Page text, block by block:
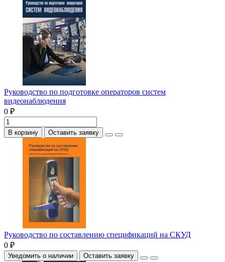
Руководство по подготовке операторов систем
видеонаблюдения
0 ₽
В корзину Оставить заявку
Руководство по составлению спецификаций на СКУД
0 ₽
Уведомить о наличии Оставить заявку